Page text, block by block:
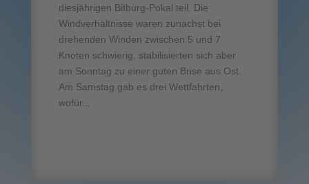
diesjährigen Bitburg-Pokal teil. Die
Windverhältnisse waren zunächst bei
drehenden Winden zwischen 5 und 7
Knoten schwierig, stabilisierten sich aber
am Sonntag zu einer guten Brise aus Ost.
Am Samstag gab es drei Wettfahrten,
wofür...